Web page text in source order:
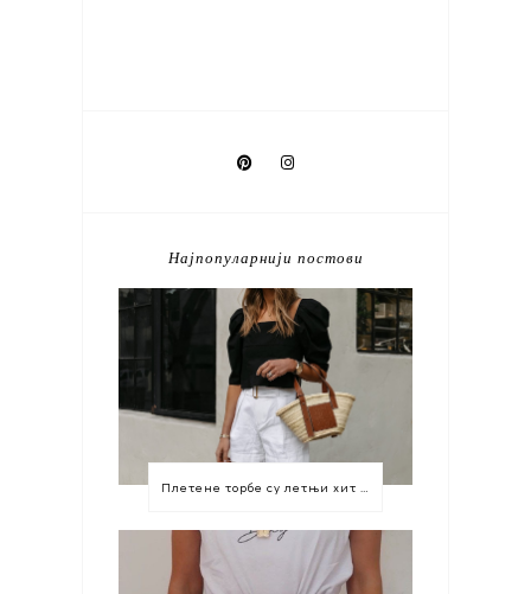
Најпопуларнији постови